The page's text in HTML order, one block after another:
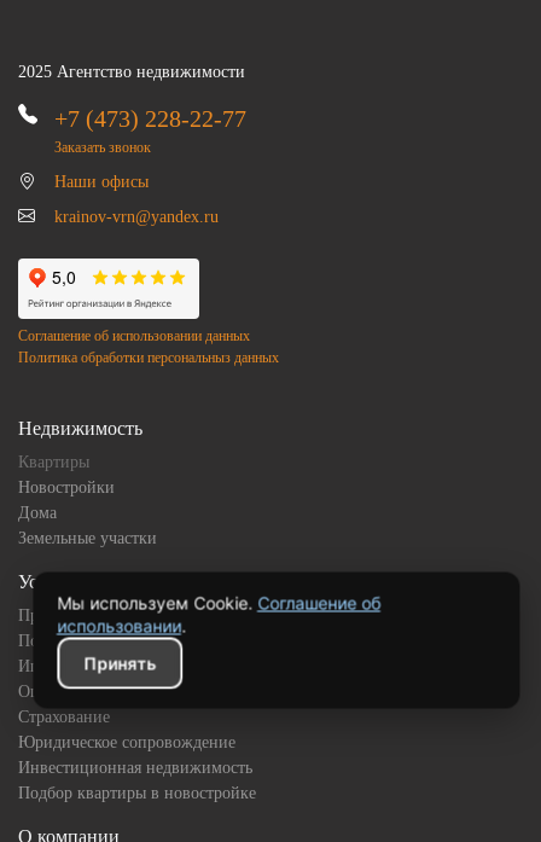
2025 Агентство недвижимости
+7 (473) 228-22-77
Заказать звонок
Наши офисы
krainov-vrn@yandex.ru
Соглашение об использовании данных
Политика обработки персональныз данных
Недвижимость
Квартиры
Новостройки
Дома
Земельные участки
Услуги
Продажа
Покупка
Ипотека
Оценка имущества
Страхование
Юридическое сопровождение
Инвестиционная недвижимость
Подбор квартиры в новостройке
О компании
Мы используем Cookie. Соглашение об
использовании.
Принять